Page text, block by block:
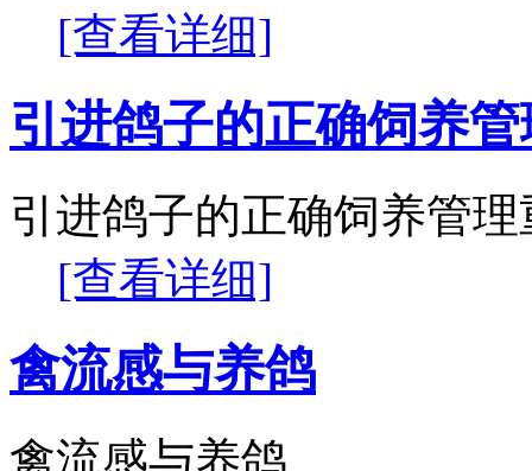
[查看详细]
引进鸽子的正确饲养
引进鸽子的正确饲养管理
[查看详细]
禽流感与养鸽
禽流感与养鸽